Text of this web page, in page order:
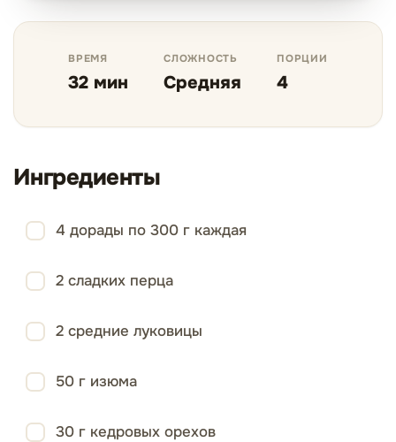
ВРЕМЯ
32 мин
СЛОЖНОСТЬ
Средняя
ПОРЦИИ
4
Ингредиенты
4 дорады по 300 г каждая
2 сладких перца
2 средние луковицы
50 г изюма
30 г кедровых орехов